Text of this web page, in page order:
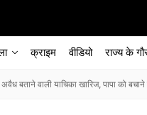
क्राइम वीडियो राज्‍य के
बताने वाली याचिका खारिज, पापा को